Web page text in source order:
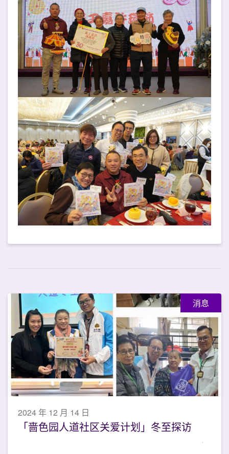
消息
2024 年 12 月 14 日
「啬色园人道社区关爱计划」冬至探访